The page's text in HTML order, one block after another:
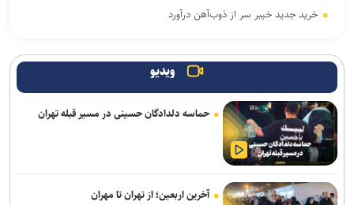
خرید جدید خیبر سر از ذوب‌آهن درآورد
پایان شایعات در مورد جدایی؛ بیفوما در پرسپولیس ماندنی شد
موضع جدید نساجی درباره ایری و طاهری
سفر مربی جدید استقلال به ایران
استعلام استقلال از فیفا در مورد جذب بازیکن آزاد و پنجره تیم بانوان
ویدیو
حماسه دلدادگان حسینی در مسیر قبله تهران
آخرین اربعین؛ از تهران تا مهران